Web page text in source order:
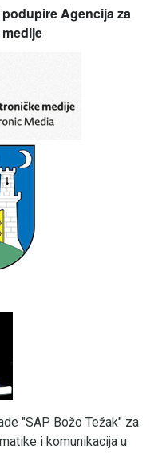
Agencija za
"SAP Božo Težak" za
i komunikacija u